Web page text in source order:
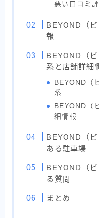
悪い口コミ評
BEYOND（
報
BEYOND（
系と店舗詳細
BEYOND（
系
BEYOND（
細情報
BEYOND（ビ
ある駐車場
BEYOND（ビ
る質問
まとめ